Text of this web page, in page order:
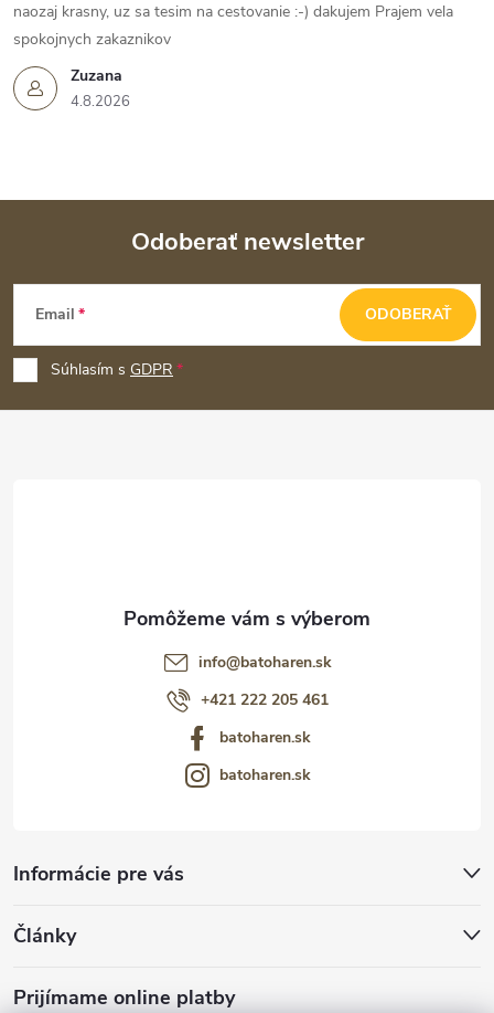
Zuzana
4.8.2026
naozaj krasny, uz sa tesim na cestovanie :-) dakujem Prajem vela
spokojnych zakaznikov
Z
p
ä
Odoberať newsletter
Email
Súhlasím s GDPR
ODOBERAŤ
Informácie pre vás
Články
Prijímame online platby
info@batoharen.sk
+421 222 205 461
batoharen.sk
batoharen.sk